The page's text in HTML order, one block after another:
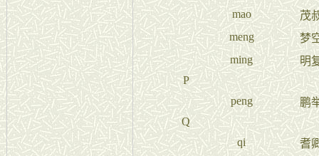
mao
茂
meng
梦
ming
明
P
peng
鹏
Q
qi
耆